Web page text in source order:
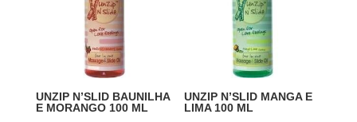
UNZIP N’SLID BAUNILHA
E MORANGO 100 ML
UNZIP N’SLID MANGA E
LIMA 100 ML